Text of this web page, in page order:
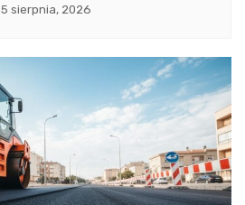
5 sierpnia, 2026